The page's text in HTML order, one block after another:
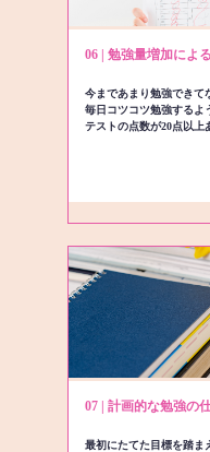
06 | 勉強量増加によ
今まであまり勉強できて
毎日コツコツ勉強するよ
テストの点数が20点以上
07 | 計画的な勉強の
最初にたてた目標を踏ま